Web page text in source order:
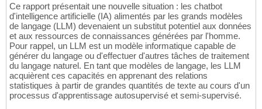
Ce rapport présentait une nouvelle situation : les chatbot
d'intelligence artificielle (IA) alimentés par les grands modèles
de langage (LLM) devenaient un substitut potentiel aux données
et aux ressources de connaissances générées par l'homme.
Pour rappel, un LLM est un modèle informatique capable de
générer du langage ou d'effectuer d'autres tâches de traitement
du langage naturel. En tant que modèles de langage, les LLM
acquièrent ces capacités en apprenant des relations
statistiques à partir de grandes quantités de texte au cours d'un
processus d'apprentissage autosupervisé et semi-supervisé.